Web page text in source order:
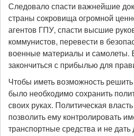
Следовало спасти важнейшие
страны сокровища огромной
агентов ГПУ, спасти высшие
коммунистов, перевести в
военные материалы и
закончиться с прибылью для
Чтобы иметь возможность решить
было необходимо сохранить
своих руках. Политическая
позволить ему контролировать
транспортные средства и не дать